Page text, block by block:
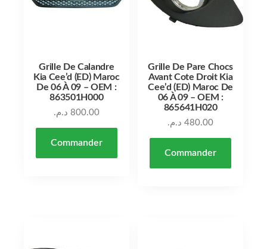
Grille De Calandre
Kia Cee’d (ED) Maroc
De 06 À 09 – OEM :
863501H000
800.00 د.م.
Commander
Grille De Pare Chocs
Avant Cote Droit Kia
Cee’d (ED) Maroc De
06 À 09 – OEM :
865641H020
480.00 د.م.
Commander